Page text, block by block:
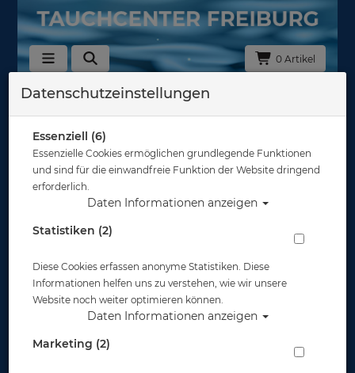
0 Artikel
Zurück
Datenschutzeinstellungen
Essenziell (6)
Essenzielle Cookies ermöglichen grundlegende Funktionen
und sind für die einwandfreie Funktion der Website dringend
erforderlich.
Daten Informationen anzeigen
Statistiken (2)
Diese Cookies erfassen anonyme Statistiken. Diese
Informationen helfen uns zu verstehen, wie wir unsere
Website noch weiter optimieren können.
Daten Informationen anzeigen
Marketing (2)